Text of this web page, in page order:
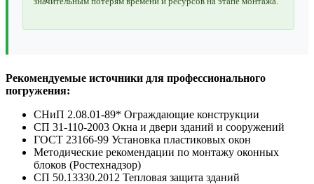
Рекомендуемые источники для профессионального
погружения:
СНиП 2.08.01-89* Ограждающие конструкции
СП 31-110-2003 Окна и двери зданий и сооружений
ГОСТ 23166-99 Установка пластиковых окон
Методические рекомендации по монтажу оконных
блоков (Ростехнадзор)
СП 50.13330.2012 Тепловая защита зданий